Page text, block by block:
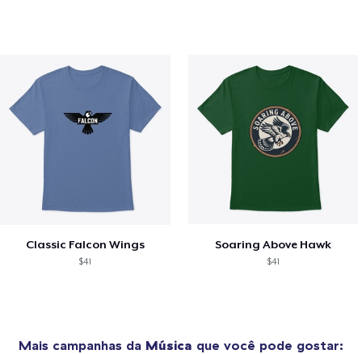
Classic Falcon Wings
$41
Soaring Above Hawk
$41
Mais campanhas da Música que você pode gostar: